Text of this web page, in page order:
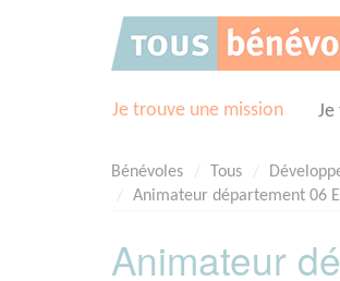
Je trouve une mission
Bénévoles Tous
Animateur département 06
Animateur